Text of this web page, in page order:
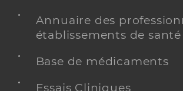
Annuaire des
établissements de santé
Base de médicaments
Essais Cliniques